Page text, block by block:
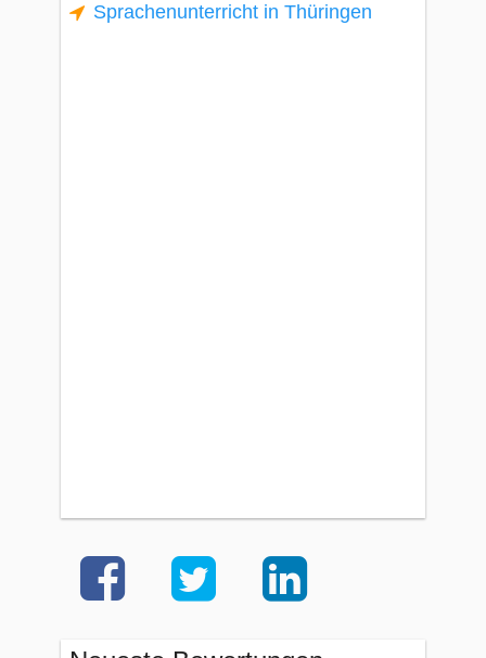
Sprachenunterricht in Thüringen